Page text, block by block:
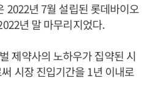
2022년 7월 설립된 롯데바이오
년 말 마무리지었다.
제약사의 노하우가 집약된 시
시장 진입기간을 1년 이내로